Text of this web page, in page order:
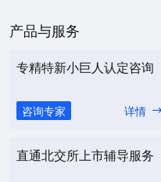
产品与服务
专精特新小巨人认定咨询
咨询专家 详情
直通北交所上市辅导服务